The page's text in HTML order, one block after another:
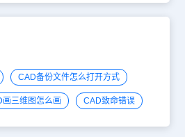
CAD备份文件怎么打开方式
画三维图怎么画 CAD致命错误